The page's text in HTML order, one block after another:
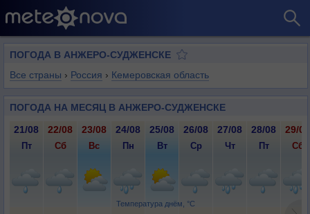
ПОГОДА В АНЖЕРО-СУДЖЕНСКЕ
Все страны › Россия › Кемеровская область
ПОГОДА НА МЕСЯЦ В АНЖЕРО-СУДЖЕНСКЕ
Температура днём, °C
21/08 22/08 23/08 24/08 25/08 26/08 27/08 28/08 29/08
Пт Сб Вс Пн Вт Ср Чт Пт Сб